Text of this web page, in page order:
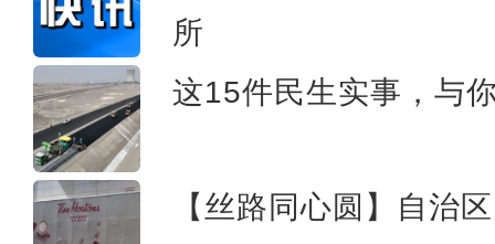
所
这15件民生实事，与
【丝路同心圆】自治
实拍新疆兵团昆玉市：荒